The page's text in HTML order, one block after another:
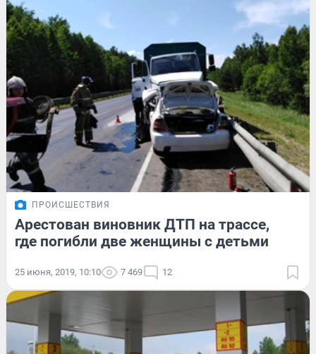
ПРОИСШЕСТВИЯ
Арестован виновник ДТП на трассе,
где погибли две женщины с детьми
25 июня, 2019, 10:10 7 469 12